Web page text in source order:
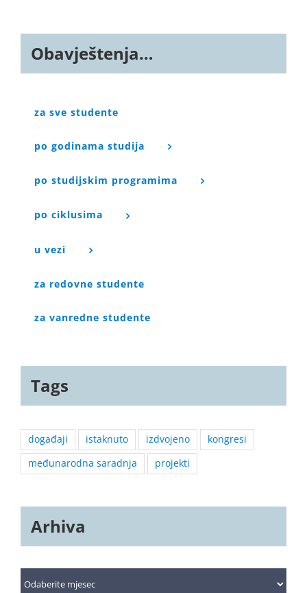
Obavještenja…
za sve studente
po godinama studija
po studijskim programima
po ciklusima
u vezi
za redovne studente
za vanredne studente
Tags
događaji istaknuto izdvojeno
kongresi
međunarodna saradnja
projekti
Arhiva
Arhiva